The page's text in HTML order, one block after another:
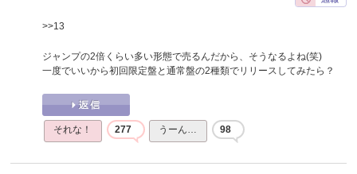
>>13
ジャンプの2倍くらい多い形態で売るんだから、そうなるよね(笑)
一度でいいから初回限定盤と通常盤の2種類でリリースしてみたら？
それな！ 277 うーん… 98